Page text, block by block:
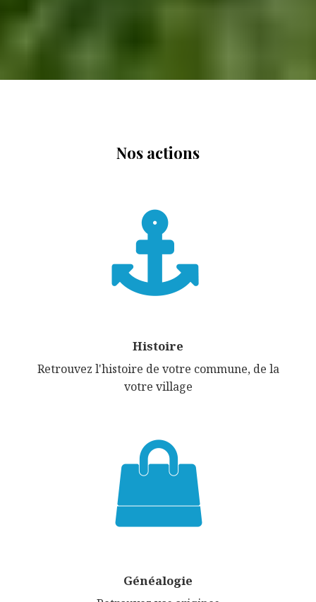
Nos actions
Histoire
Retrouvez l'histoire de votre commune, de la
votre village
Généalogie